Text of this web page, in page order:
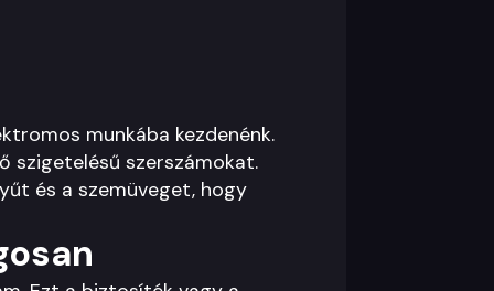
munkába kezdenénk.
szigetelésű szerszámokat.
és a szemüveget, hogy